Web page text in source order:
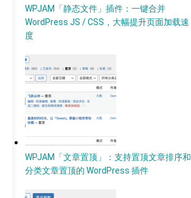
WPJAM「静态文件」插件：一键合并
WordPress JS / CSS，大幅提升页面加载速
度
WPJAM「文章置顶」：支持置顶文章排序和
分类文章置顶的 WordPress 插件